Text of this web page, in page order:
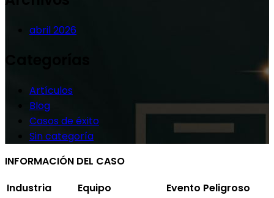
abril 2026
Artículos
Blog
Casos de éxito
Sin categoría
INFORMACIÓN DEL CASO
Industria
Equipo
Evento Peligroso